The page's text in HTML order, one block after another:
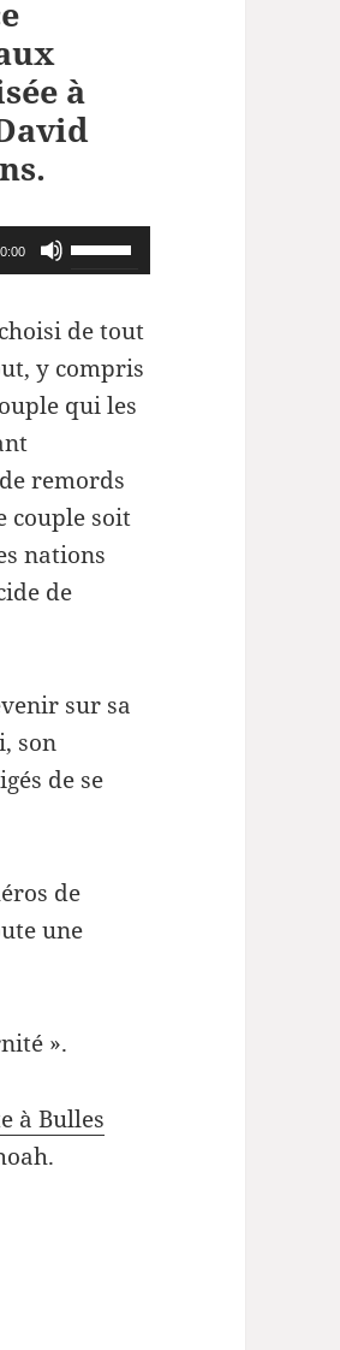
à
Utilisez
les
flèches
haut/bas
pour
diminuer
de tout
y compris
qui les
remords
couple soit
nations
de
sur sa
son
de se
de
une
».
à Bulles